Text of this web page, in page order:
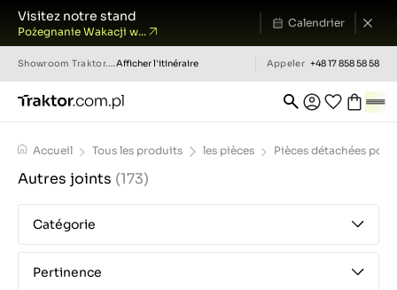
Visitez notre stand
Pożegnanie Wakacji w...
Calendrier
Showroom Traktor.com.pl Afficher l'itinéraire Appeler +48 17 858 58 58
Accueil Tous les produits les pièces Pièces détachées
Autres joints (173)
Catégorie
Pertinence